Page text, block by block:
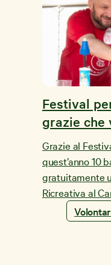
Festival
grazie che
Grazie al
quest’anno 10
gratuitamente
Ricreativa al
generosità di